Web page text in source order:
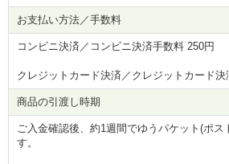
お支払い方法／手数料
コンビニ決済／コンビニ決済手数料 250円
クレジットカード決済／クレジットカード決
商品の引渡し時期
ご入金確認後、約1週間でゆうパケット(ポス
す。